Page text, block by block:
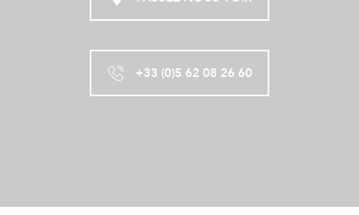
+33 (0)5 62 08 26 60